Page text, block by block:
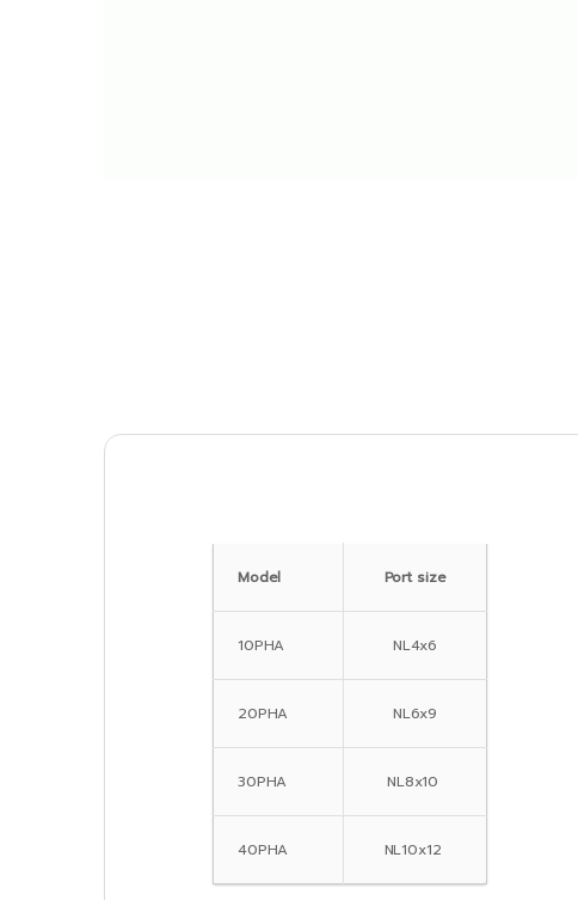
Model Port size
10PHA NL4x6
20PHA NL6x9
30PHA NL8x10
40PHA NL10x12